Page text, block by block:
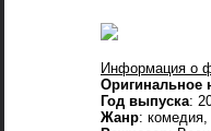
Информация о
Оригинальное
Год выпуска:
Жанр: